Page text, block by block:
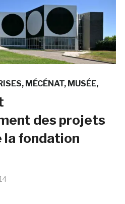
MÉCÉNAT MUSÉE
des projets
la fondation